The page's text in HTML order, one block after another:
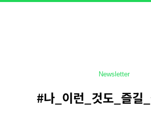
Newsletter
#나_이런_것도_즐길